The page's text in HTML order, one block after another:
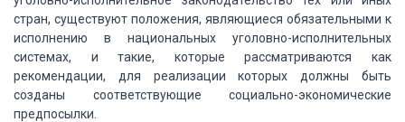
стран, существуют положения, являющиеся обязательными к
исполнению в национальных уголовно-исполнительных
системах, и такие, которые рассматриваются как
рекомендации, для реализации которых должны быть
созданы соответствующие социально-экономические
предпосылки.